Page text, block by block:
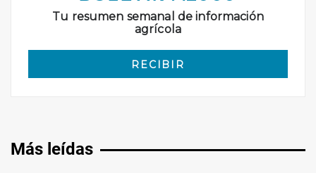
Más leídas